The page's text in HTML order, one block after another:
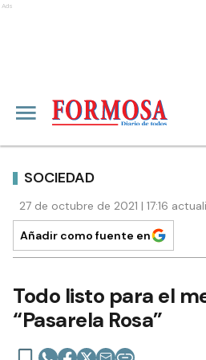
Ads
SOCIEDAD
27 de octubre de 2021 | 17:16
Añadir como fuente en
Todo listo para el
“Pasarela Rosa”